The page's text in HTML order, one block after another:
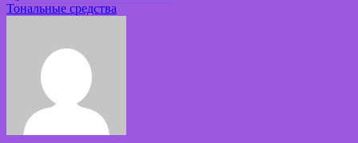
по
Тональные средства